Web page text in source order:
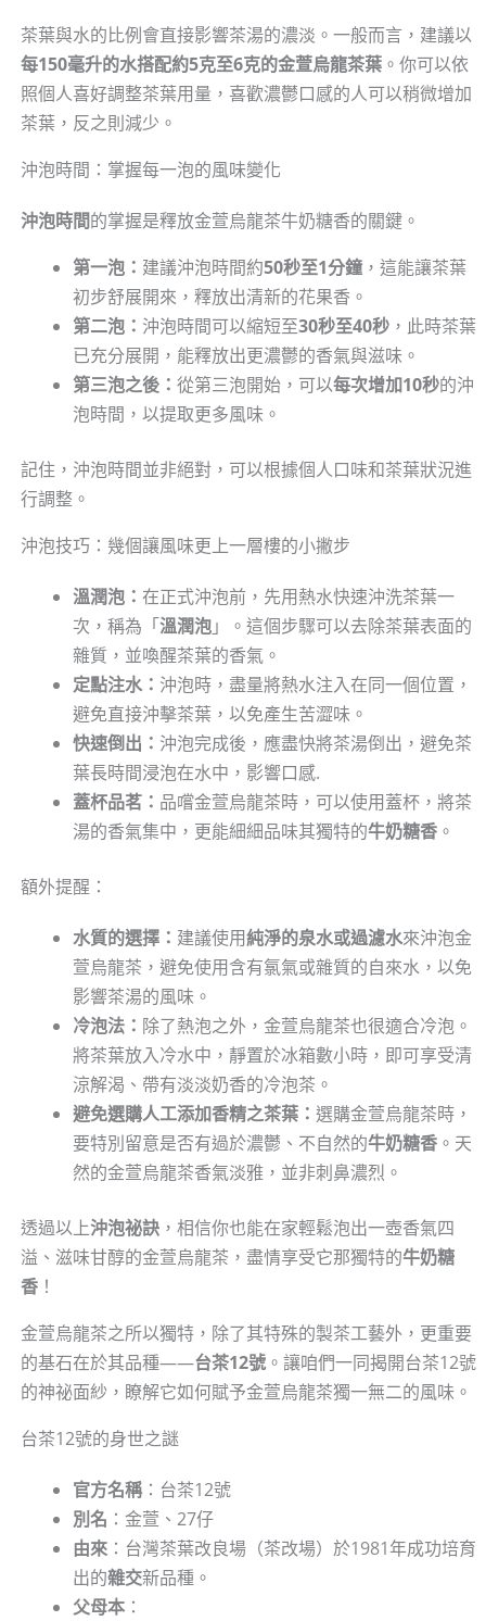
茶葉與水的比例會直接影響茶湯的濃淡。一般而言，建議以
每150毫升的水搭配約5克至6克的金萱烏龍茶葉。你可以依
照個人喜好調整茶葉用量，喜歡濃鬱口感的人可以稍微增加
茶葉，反之則減少。
沖泡時間：掌握每一泡的風味變化
沖泡時間的掌握是釋放金萱烏龍茶牛奶糖香的關鍵。
第一泡： 建議沖泡時間約50秒至1分鐘，這能讓茶葉
初步舒展開來，釋放出清新的花果香。
第二泡： 沖泡時間可以縮短至30秒至40秒，此時茶葉
已充分展開，能釋放出更濃鬱的香氣與滋味。
第三泡之後： 從第三泡開始，可以每次增加10秒的沖
泡時間，以提取更多風味。
記住，沖泡時間並非絕對，可以根據個人口味和茶葉狀況進
行調整。
沖泡技巧：幾個讓風味更上一層樓的小撇步
溫潤泡： 在正式沖泡前，先用熱水快速沖洗茶葉一
次，稱為「溫潤泡」。這個步驟可以去除茶葉表面的
雜質，並喚醒茶葉的香氣。
定點注水： 沖泡時，盡量將熱水注入在同一個位置，
避免直接沖擊茶葉，以免產生苦澀味。
快速倒出： 沖泡完成後，應盡快將茶湯倒出，避免茶
葉長時間浸泡在水中，影響口感.
蓋杯品茗： 品嚐金萱烏龍茶時，可以使用蓋杯，將茶
湯的香氣集中，更能細細品味其獨特的牛奶糖香。
額外提醒：
水質的選擇： 建議使用純淨的泉水或過濾水來沖泡金
萱烏龍茶，避免使用含有氯氣或雜質的自來水，以免
影響茶湯的風味。
冷泡法： 除了熱泡之外，金萱烏龍茶也很適合冷泡。
將茶葉放入冷水中，靜置於冰箱數小時，即可享受清
涼解渴、帶有淡淡奶香的冷泡茶。
避免選購人工添加香精之茶葉： 選購金萱烏龍茶時，
要特別留意是否有過於濃鬱、不自然的牛奶糖香。天
然的金萱烏龍茶香氣淡雅，並非刺鼻濃烈。
透過以上沖泡祕訣，相信你也能在家輕鬆泡出一壺香氣四
溢、滋味甘醇的金萱烏龍茶，盡情享受它那獨特的牛奶糖
香！
金萱烏龍茶之所以獨特，除了其特殊的製茶工藝外，更重要
的基石在於其品種——台茶12號。讓咱們一同揭開台茶12號
的神祕面紗，瞭解它如何賦予金萱烏龍茶獨一無二的風味。
台茶12號的身世之謎
官方名稱：台茶12號
別名 ：金萱、27仔
由來：台灣茶葉改良場（茶改場）於1981年成功培育
出的雜交新品種。
父母本：